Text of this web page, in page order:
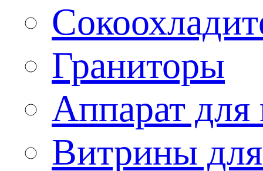
Граниторы
Аппарат для
Витрины